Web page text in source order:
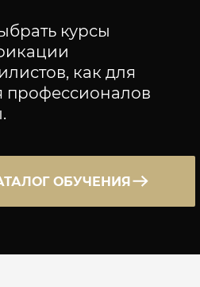
курсы
как для
профессионалов
ОБУЧЕНИЯ